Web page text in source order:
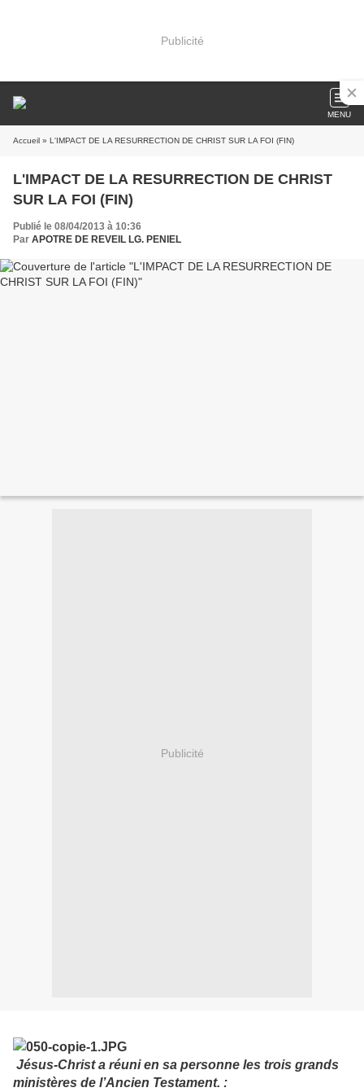
Publicité
MENU
Accueil » L'IMPACT DE LA RESURRECTION DE CHRIST SUR LA FOI (FIN)
L'IMPACT DE LA RESURRECTION DE CHRIST
SUR LA FOI (FIN)
Publié le 08/04/2013 à 10:36
Par APOTRE DE REVEIL LG. PENIEL
Publicité
Jésus-Christ a réuni en sa personne les trois grands
ministères de l’Ancien Testament. :